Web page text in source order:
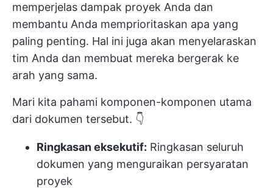
memperjelas dampak proyek Anda dan
membantu Anda memprioritaskan apa yang
paling penting. Hal ini juga akan menyelaraskan
tim Anda dan membuat mereka bergerak ke
arah yang sama.
Mari kita pahami komponen-komponen utama
dari dokumen tersebut. 👇
Ringkasan eksekutif: Ringkasan seluruh
dokumen yang menguraikan persyaratan
proyek